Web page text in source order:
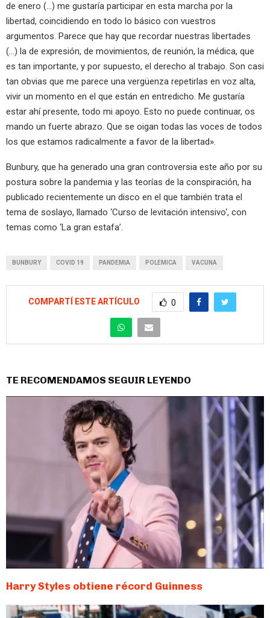
de enero (…) me gustaría participar en esta marcha por la
libertad, coincidiendo en todo lo básico con vuestros
argumentos. Parece que hay que recordar nuestras libertades
(…) la de expresión, de movimientos, de reunión, la médica, que
es tan importante, y por supuesto, el derecho al trabajo. Son casi
tan obvias que me parece una vergüenza repetirlas en voz alta,
vivir un momento en el que están en entredicho. Me gustaría
estar ahí presente, todo mi apoyo. Esto no puede continuar, os
mando un fuerte abrazo. Que se oigan todas las voces de todos
los que estamos radicalmente a favor de la libertad».
Bunbury, que ha generado una gran controversia este año por su
postura sobre la pandemia y las teorías de la conspiración, ha
publicado recientemente un disco en el que también trata el
tema de soslayo, llamado ‘Curso de levitación intensivo‘, con
temas como ‘La gran estafa’.
BUNBURY COVID 19 PANDEMIA POLEMICA VACUNA
COMPARTÍ ESTE ARTÍCULO 0
TE RECOMENDAMOS SEGUIR LEYENDO
Harry Styles obtiene récord Guinness